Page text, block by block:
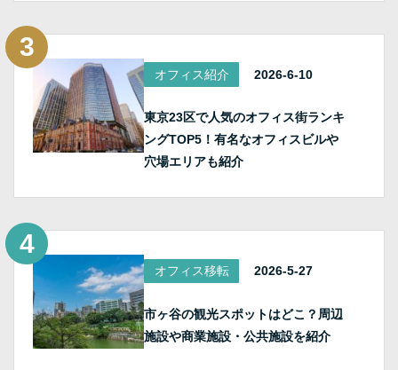
オフィス紹介 2026-6-10
東京23区で人気のオフィス街ランキ
ングTOP5！有名なオフィスビルや
穴場エリアも紹介
オフィス移転 2026-5-27
市ヶ谷の観光スポットはどこ？周辺
施設や商業施設・公共施設を紹介